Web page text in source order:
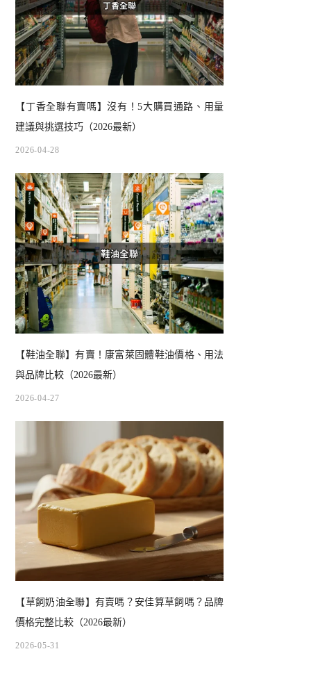
【丁香全聯有賣嗎】沒有！5大購買通路、用量
建議與挑選技巧（2026最新）
2026-04-28
【鞋油全聯】有賣！康富萊固體鞋油價格、用法
與品牌比較（2026最新）
2026-04-27
【草飼奶油全聯】有賣嗎？安佳算草飼嗎？品牌
價格完整比較（2026最新）
2026-05-31